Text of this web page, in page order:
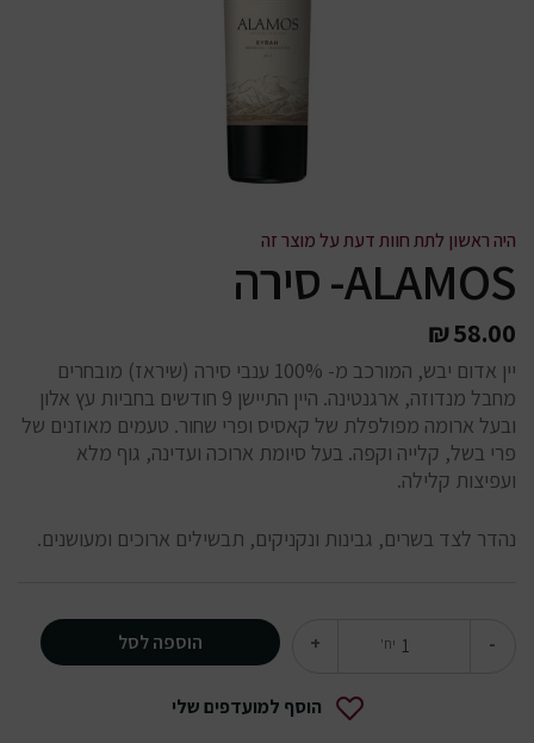
היה ראשון לתת חוות דעת על מוצר זה
ALAMOS- סירה
₪58.00
יין אדום יבש, המורכב מ- 100% ענבי סירה (שיראז) מובחרים
מחבל מנדוזה, ארגנטינה. היין התיישן 9 חודשים בחביות עץ אלון
ובעל ארומה מפולפלת של קאסיס ופרי שחור. טעמים מאוזנים של
פרי בשל, קלייה וקפה. בעל סיומת ארוכה ועדינה, גוף מלא
ועפיצות קלילה.
נהדר לצד בשרים, גבינות ונקניקים, תבשילים ארוכים ומעושנים.
- יח' + הוספה לסל
הוסף למועדפים שלי